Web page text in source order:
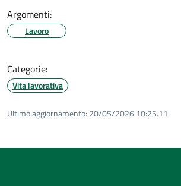
Argomenti:
Lavoro
Categorie:
Vita lavorativa
Ultimo aggiornamento: 20/05/2026 10:25.11